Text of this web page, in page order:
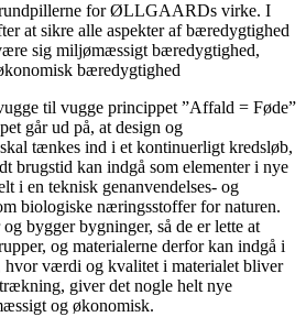
for ØLLGAARDs virke. I
at sikre alle aspekter af bæredygtighed
sig miljømæssigt bæredygtighed,
bæredygtighed
til vugge princippet ”Affald = Føde”
går ud på, at design og
tænkes ind i et kontinuerligt kredsløb,
brugstid kan indgå som elementer i nye
i en teknisk genanvendelses- og
biologiske næringsstoffer for naturen.
bygger bygninger, så de er lette at
og materialerne derfor kan indgå i
hvor værdi og kvalitet i materialet bliver
giver det nogle helt nye
og økonomisk.